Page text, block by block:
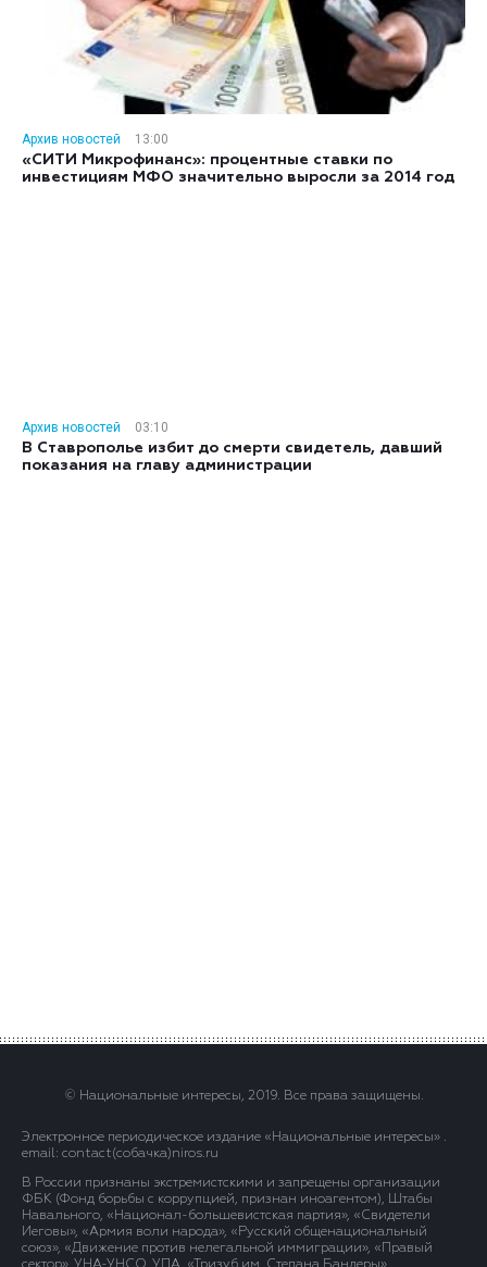
Архив новостей
13:00
«СИТИ Микрофинанс»: процентные ставки по
инвестициям МФО значительно выросли за 2014 год
Архив новостей
03:10
В Ставрополье избит до смерти свидетель, давший
показания на главу администрации
© Национальные интересы, 2019. Все права защищены.
Электронное периодическое издание «Национальные интересы» .
email: contact(сoбaчка)niros.ru
В России признаны экстремистскими и запрещены организации
ФБК (Фонд борьбы с коррупцией, признан иноагентом), Штабы
Навального, «Национал-большевистская партия», «Свидетели
Иеговы», «Армия воли народа», «Русский общенациональный
союз», «Движение против нелегальной иммиграции», «Правый